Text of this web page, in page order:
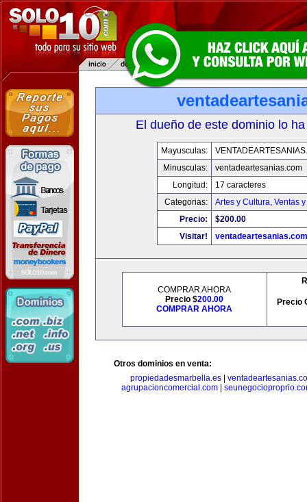
El dueño de este dominio lo
Mayusculas:
Minusculas:
ventadeartesanias.com
Longitud:
17 caracteres
Categorias:
Artes y Cultura, Ventas
Precio:
$200.00
Visitar!
ventadeartesanias.com
COMPRAR AHORA
Precio $200.00
COMPRAR AHORA
Precio
Otros dominios en venta:
propiedadesmarbella.es|
agrupacioncomercial.com